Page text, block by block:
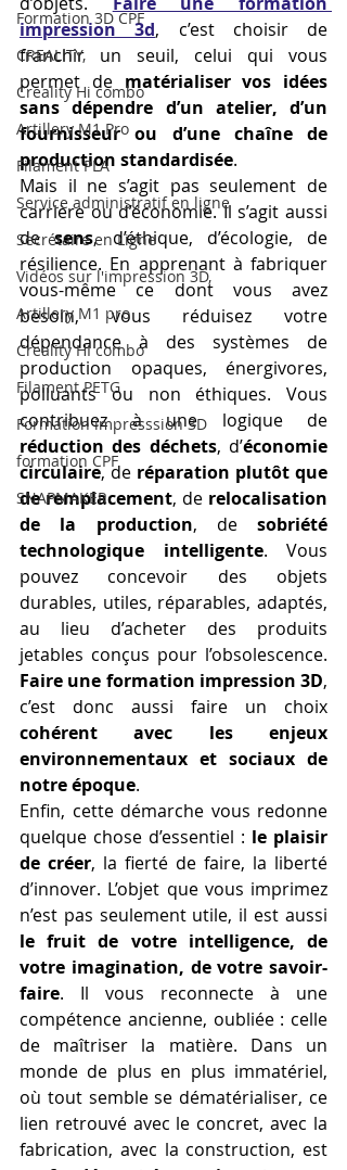
Formation 3D CPF
CREALITY,
Creality Hi combo
Artillery M1 Pro
Filament PLA
Service administratif en ligne
Secrétaire en Ligne
Vidéos sur l'impression 3D,
Artillery M1 pro
Creality HI combo
Filament PETG
Formation impresssion 3D
formation CPF
SNAPMAKER
impression 3d, c’est choisir de
franchir un seuil, celui qui vous
permet de matérialiser vos idées
sans dépendre d’un atelier, d’un
fournisseur ou d’une chaîne de
production standardisée.
Mais il ne s’agit pas seulement de
carrière ou d’économie. Il s’agit aussi
de sens, d’éthique, d’écologie, de
résilience. En apprenant à fabriquer
vous-même ce dont vous avez
besoin, vous réduisez votre
dépendance à des systèmes de
production opaques, énergivores,
polluants ou non éthiques. Vous
réduction des déchets, d’économie
circulaire, de réparation plutôt que
de remplacement, de relocalisation
de la production, de sobriété
technologique intelligente. Vous
pouvez concevoir des objets
durables, utiles, réparables, adaptés,
au lieu d’acheter des produits
Faire une formation impression 3D,
cohérent avec les enjeux
environnementaux et sociaux de
notre époque.
Enfin, cette démarche vous redonne
quelque chose d’essentiel : le plaisir
de créer, la fierté de faire, la liberté
d’innover. L’objet que vous imprimez
le fruit de votre intelligence, de
votre imagination, de votre savoir-
faire. Il vous reconnecte à une
compétence ancienne, oubliée : celle
de maîtriser la matière. Dans un
monde de plus en plus immatériel,
où tout semble se dématérialiser, ce
lien retrouvé avec le concret, avec la